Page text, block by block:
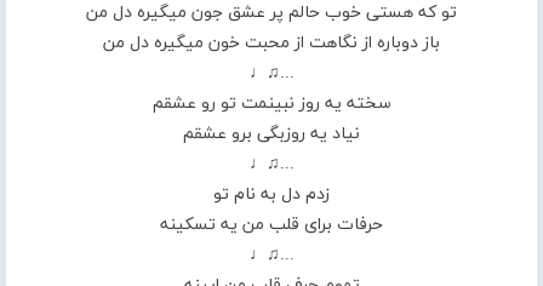
تو که هستی خوب حالم پر عشق جون میگیره دل من
باز دوباره از نگاهت از محبت خون میگیره دل من
...♫♩
سخته یه روز نبینمت تو رو عشقم
نیاد یه روزبگی برو عشقم
...♫♩
زدم دل به نام تو
حرفات برای قلب من یه تسکینه
...♫♩